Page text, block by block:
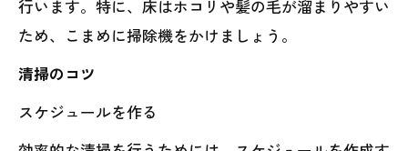
行います。特に、床はホコリや髪の毛が溜まりやすい
ため、こまめに掃除機をかけましょう。
清掃のコツ
スケジュールを作る